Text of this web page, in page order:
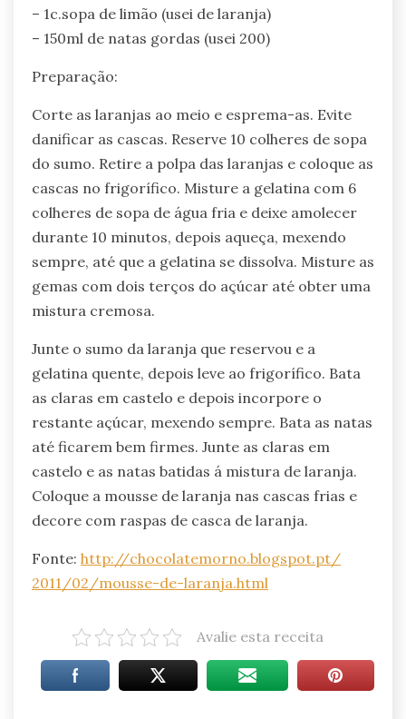
– 1c.sopa de limão (usei de laranja)
– 150ml de natas gordas (usei 200)
Preparação:
Corte as laranjas ao meio e esprema-as. Evite
danificar as cascas. Reserve 10 colheres de sopa
do sumo. Retire a polpa das laranjas e coloque as
cascas no frigorífico. Misture a gelatina com 6
colheres de sopa de água fria e deixe amolecer
durante 10 minutos, depois aqueça, mexendo
sempre, até que a gelatina se dissolva. Misture as
gemas com dois terços do açúcar até obter uma
mistura cremosa.
Junte o sumo da laranja que reservou e a
gelatina quente, depois leve ao frigorífico. Bata
as claras em castelo e depois incorpore o
restante açúcar, mexendo sempre. Bata as natas
até ficarem bem firmes. Junte as claras em
castelo e as natas batidas á mistura de laranja.
Coloque a mousse de laranja nas cascas frias e
decore com raspas de casca de laranja.
Fonte: http://chocolatemorno.blogspot.pt/
2011/02/mousse-de-laranja.html
Avalie esta receita